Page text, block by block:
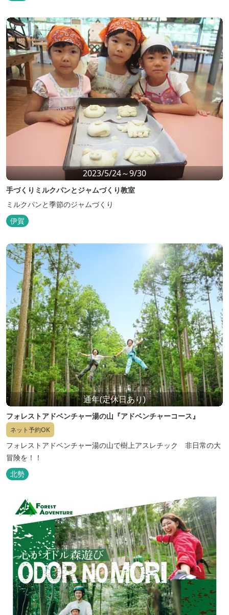
2023/5/24～9/30
手づくりミルクパンとジャムづくり教室
ミルクパンと季節のジャムづくり
伊賀
通年(定休日あり)
フォレストアドベンチャー湯の山『アドベンチャーコース』
ネット予約OK
フォレストアドベンチャー湯の山で樹上アスレチック 非日常の大
冒険を！！
北勢